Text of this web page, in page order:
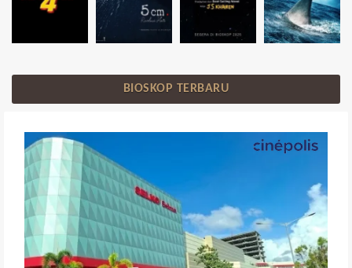
BIOSKOP TERBARU